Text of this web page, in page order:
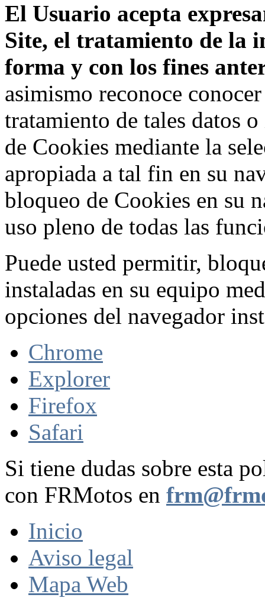
El Usuario acepta
Site, el tratamiento de la
forma y con los fines
asimismo reconoce
tratamiento de tales datos
de Cookies mediante la
apropiada a tal fin en su
bloqueo de Cookies en su
uso pleno de todas las
Puede usted permitir,
instaladas en su equipo
opciones del navegador
Chrome
Explorer
Firefox
Safari
Si tiene dudas sobre esta
con FRMotos en
Inicio
Aviso legal
Mapa Web